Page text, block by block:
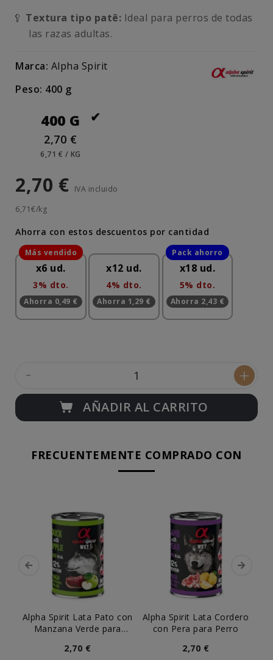
🥄 Textura tipo patê: Ideal para perros de todas
las razas adultas.
Marca: Alpha Spirit
Peso: 400 g
400 G
2,70 €
6,71 € / KG
2,70 € IVA incluido
6,71€/kg
Ahorra con estos descuentos por cantidad
x6 ud.
3% dto.
Ahorra 0,49 €
x12 ud.
4% dto.
Ahorra 1,29 €
x18 ud.
5% dto.
Ahorra 2,43 €
- +
AÑADIR AL CARRITO
FRECUENTEMENTE COMPRADO CON
Alpha Spirit Lata Pato con
Manzana Verde para
2,70 €
Alpha Spirit Lata Cordero
con Pera para Perro
2,70 €